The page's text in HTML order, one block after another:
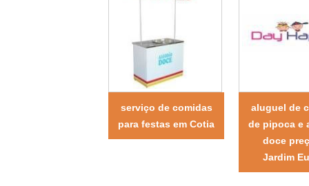
serviço de comidas
para festas em Cotia
aluguel de
de pipoca e
doce
Jardim